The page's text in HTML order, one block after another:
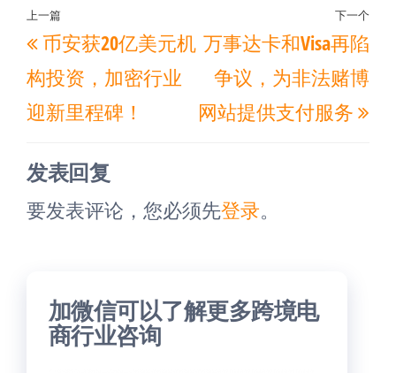
文
章
导
航
上
一
篇
文
章
上一篇
币安获20亿美元机
构投资，加密行业
迎新里程碑！
下
下一个
万事达卡和Visa再陷
争议，为非法赌博
网站提供支付服务
发表回复
要发表评论，您必须先登录。
加微信可以了解更多跨境电
商行业咨询